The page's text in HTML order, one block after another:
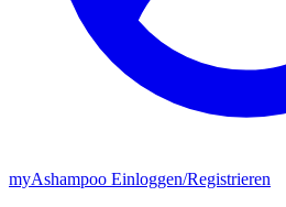
myAshampoo Einloggen/Registrieren